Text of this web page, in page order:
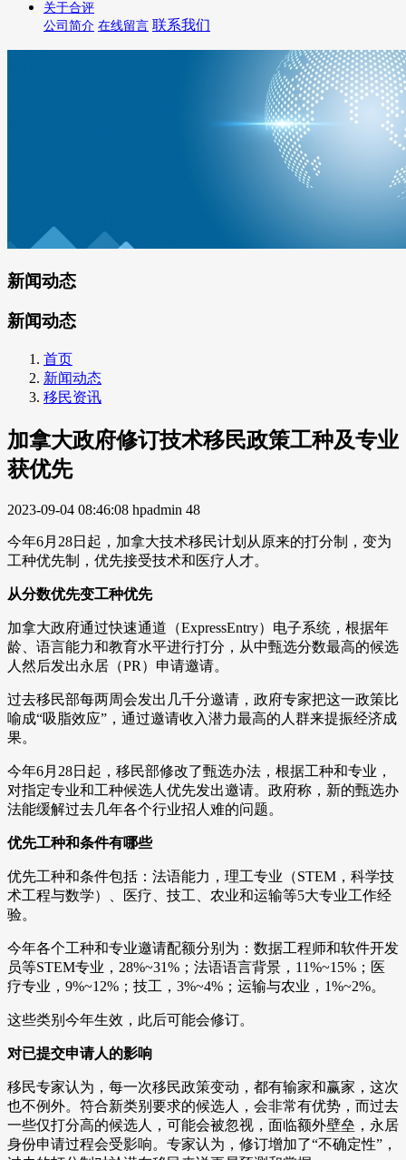
关于合评
公司简介 在线留言 联系我们
新闻动态
新闻动态
首页
新闻动态
移民资讯
加拿大政府修订技术移民政策工种及专业
获优先
2023-09-04 08:46:08 hpadmin 48
今年6月28日起，加拿大技术移民计划从原来的打分制，变为
工种优先制，优先接受技术和医疗人才。
从分数优先变工种优先
加拿大政府通过快速通道（ExpressEntry）电子系统，根据年
龄、语言能力和教育水平进行打分，从中甄选分数最高的候选
人然后发出永居（PR）申请邀请。
过去移民部每两周会发出几千分邀请，政府专家把这一政策比
喻成“吸脂效应”，通过邀请收入潜力最高的人群来提振经济成
果。
今年6月28日起，移民部修改了甄选办法，根据工种和专业，
对指定专业和工种候选人优先发出邀请。政府称，新的甄选办
法能缓解过去几年各个行业招人难的问题。
优先工种和条件有哪些
优先工种和条件包括：法语能力，理工专业（STEM，科学技
术工程与数学）、医疗、技工、农业和运输等5大专业工作经
验。
今年各个工种和专业邀请配额分别为：数据工程师和软件开发
员等STEM专业，28%~31%；法语语言背景，11%~15%；医
疗专业，9%~12%；技工，3%~4%；运输与农业，1%~2%。
这些类别今年生效，此后可能会修订。
对已提交申请人的影响
移民专家认为，每一次移民政策变动，都有输家和赢家，这次
也不例外。符合新类别要求的候选人，会非常有优势，而过去
一些仅打分高的候选人，可能会被忽视，面临额外壁垒，永居
身份申请过程会受影响。专家认为，修订增加了“不确定性”，